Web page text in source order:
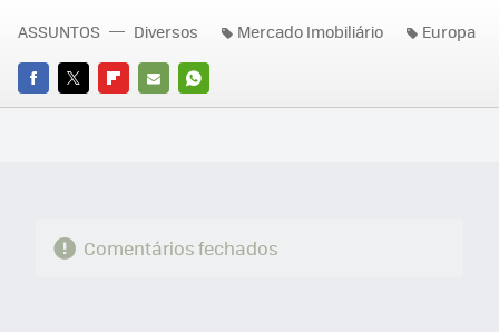
FACEBOOK
TWITTERFLIPBOARD
E-
WHATSAPP
ASSUNTOS Diversos Mercado Imobiliário Europa
Comentários fechados